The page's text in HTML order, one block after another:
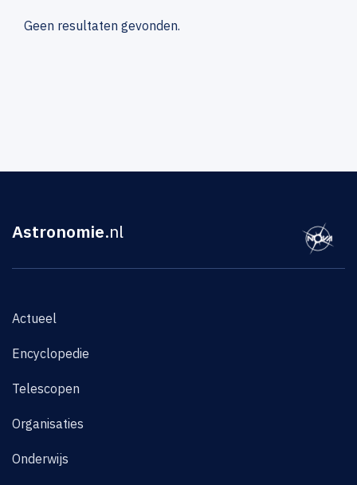
Geen resultaten gevonden.
Astronomie.nl
Actueel
Encyclopedie
Telescopen
Organisaties
Onderwijs